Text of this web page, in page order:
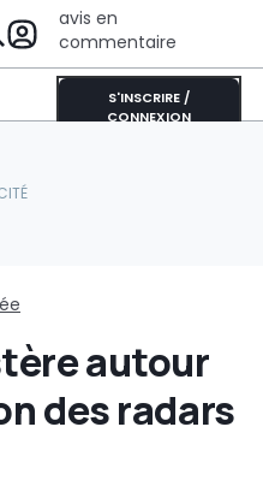
avis en
commentaire
S'INSCRIRE /
CONNEXION
autour
des radars